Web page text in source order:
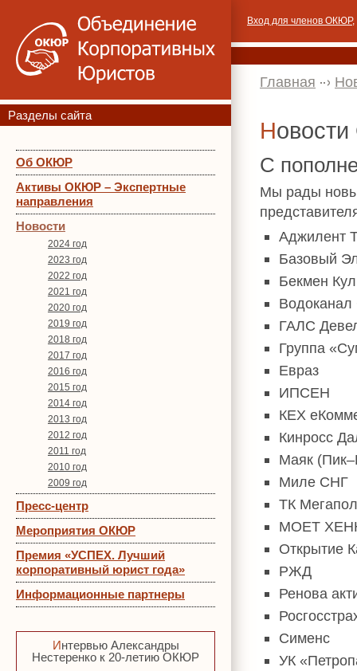
Разделы сайта
Об ОКЮР
Активы ОКЮР – Экспертные
направления
Новости
2024 год
2023 год
2022 год
2021 год
2020 год
2019 год
2018 год
2017 год
2016 год
2015 год
2014 год
2013 год
2012 год
2011 год
2010 год
2009 год
Пресс-центр
Мероприятия ОКЮР
Премия «УСПЕХ. Лучший
корпоративный юрист года»
Информационные партнеры
Интервью Александры
Нестеренко к 20-летию ОКЮР
Вход для членов ОКЮР,
Главная
С
Мы рады
Aджилент
Базовый
Бекмен
Водоканал
ГАЛС
Группа
Евраз
ИПСЕН
КЕХ
Кинросс
Маяк
Миле СНГ
ТК
МОЕТ
Открытие
РЖД
Ренова
Сименс
УК